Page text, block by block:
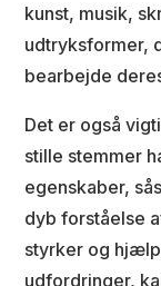
kunst, musik,
udtryksformer,
bearbejde
Det er også
stille stemmer
egenskaber,
dyb forståelse
styrker og
udfordringer,